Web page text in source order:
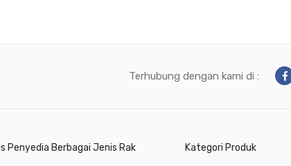
Terhubung dengan kami di :
Penyedia Berbagai Jenis Rak Kategori Produk